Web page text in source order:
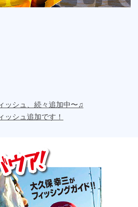
ッシュ、続々追加中〜♫
ッシュ追加です！